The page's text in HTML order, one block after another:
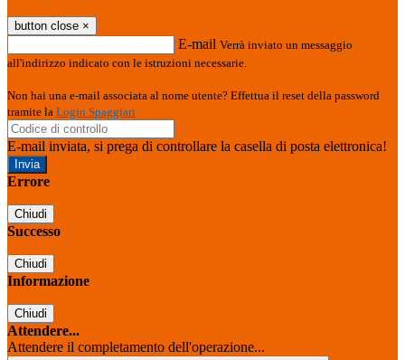
button close ×
E-mail Verrà inviato un messaggio
all'indirizzo indicato con le istruzioni necessarie.
Non hai una e-mail associata al nome utente? Effettua il reset della password
tramite la Login Spaggiari
E-mail inviata, si prega di controllare la casella di posta elettronica!
Errore
Chiudi
Successo
Chiudi
Informazione
Chiudi
Attendere...
Attendere il completamento dell'operazione...